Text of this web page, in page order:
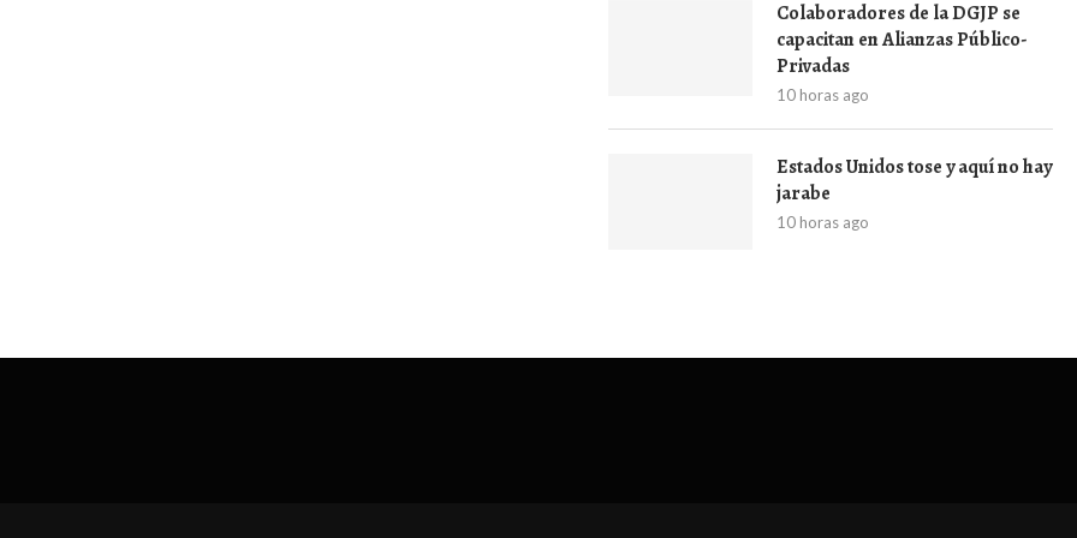
Colaboradores de la DGJP se
capacitan en Alianzas Público-
Privadas
10 horas ago
Estados Unidos tose y aquí no hay
jarabe
10 horas ago